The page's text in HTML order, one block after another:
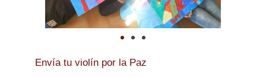
Envía tu violín por la Paz